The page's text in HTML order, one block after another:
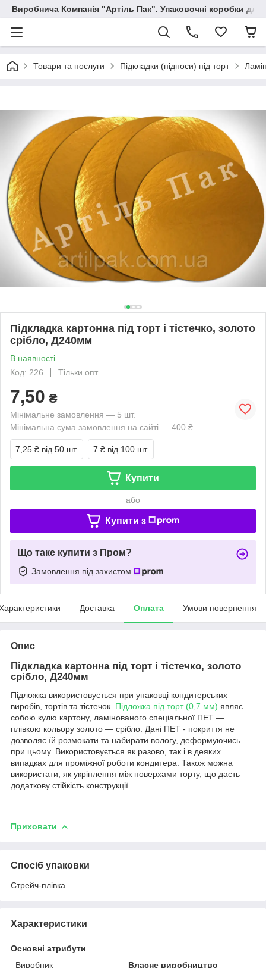
Виробнича Компанія "Артіль Пак". Упаковочні коробки для
Товари та послуги Підкладки (підноси) під торт
Підкладка картонна під торт і тістечко, золото
срібло, Д240мм
В наявності
Код: 226
Тільки опт
7,50 ₴
Мінімальне замовлення — 5 шт.
Мінімальна сума замовлення на сайті — 400 ₴
7,25 ₴ від 50 шт. 7 ₴ від 100 шт.
Купити
або
Купити з
Що таке купити з Пром?
Замовлення під захистом
Доставка Оплата Умови повернення
Опис
Підкладка картонна під торт і тістечко, золото
срібло, Д240мм
Підложка використовується при упаковці кондитерських
виробів, тортів та тістечок. Підложка під торт (0,7 мм) являє
собою кулю картону, ламінованого спеціальної ПЕТ ―
плівкою кольору золото ― срібло. Дані ПЕТ - покриття не
дозволяє їй розмокати та набирати вологу, деформуючись
при цьому. Використовується як разово, так і в деяких
випадках для проміжної роботи кондитера. Також можна
використати, як укріплення між поверхами торту, що дасть
додаткову стійкість конструкції.
Приховати
Спосіб упаковки
Стрейч-плівка
Характеристики
Основні атрибути
Виробник
Власне виробництво